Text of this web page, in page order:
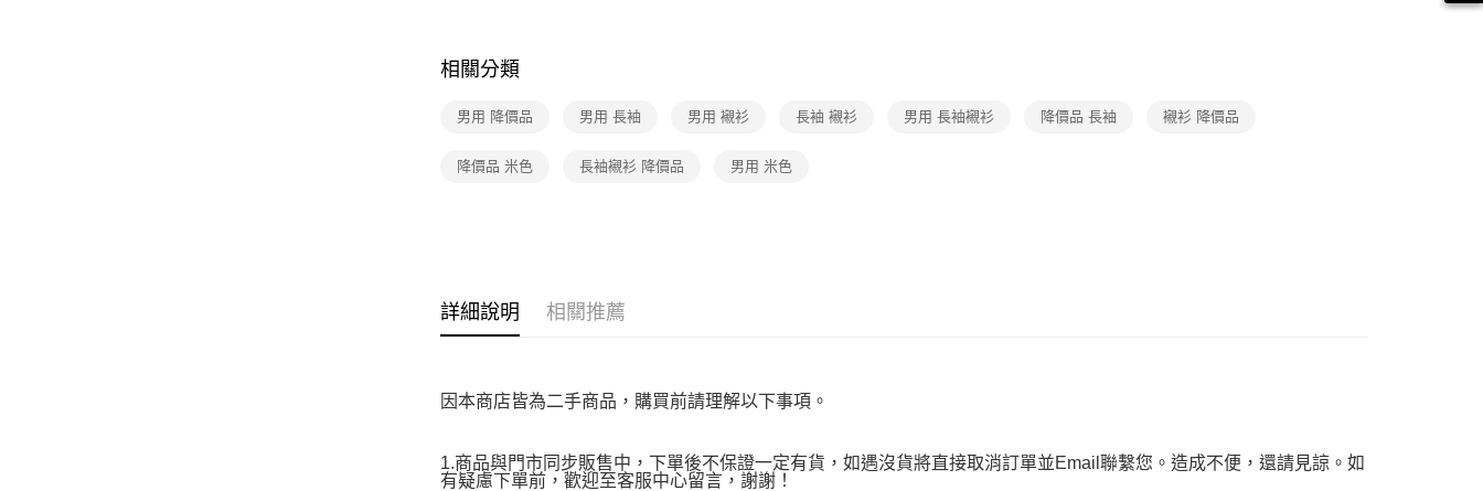
１．透過由恩沛科技股份有限公司提供之「AFTEE先享後付」服務完成之
免運費
相關分類
男用 降價品 男用 長袖 男用 襯衫 長袖 襯衫 男用 長袖襯衫 降價品 長袖 襯衫 降價品
降價品 米色 長袖襯衫 降價品 男用 米色
詳細說明 相關推薦
因本商店皆為二手商品，購買前請理解以下事項。
1.商品與門市同步販售中，下單後不保證一定有貨，如遇沒貨將直接取消訂單並Email聯繫您。造成不便，還請見諒。如
有疑慮下單前，歡迎至客服中心留言，謝謝！